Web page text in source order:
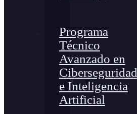
Programa
Técnico
Avanzado en
Ciberseguridad
e Inteligencia
Artificial